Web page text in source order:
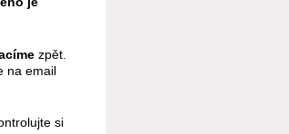
zpět.
na email
si